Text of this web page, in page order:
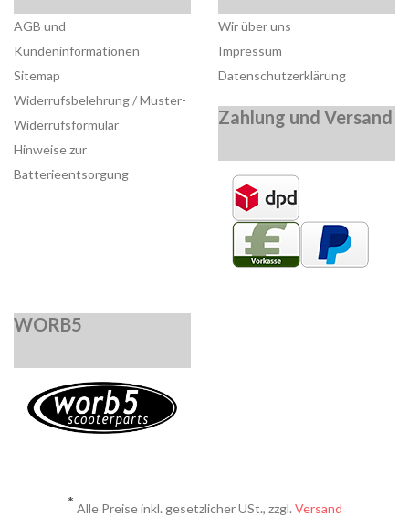
AGB und
Kundeninformationen
Sitemap
Widerrufsbelehrung / Muster-
Widerrufsformular
Hinweise zur
Batterieentsorgung
Wir über uns
Impressum
Datenschutzerklärung
Zahlung und Versand
WORB5
* Alle Preise inkl. gesetzlicher USt., zzgl. Versand